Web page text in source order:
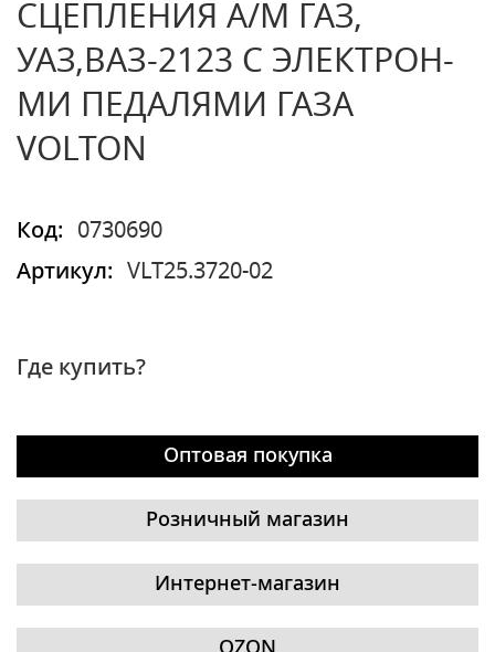
СЦЕПЛЕНИЯ А/М ГАЗ,
УАЗ,ВАЗ-2123 С ЭЛЕКТРОН-
МИ ПЕДАЛЯМИ ГАЗА
VOLTON
Код:
0730690
Артикул:
VLT25.3720-02
Где купить?
Оптовая покупка
Розничный магазин
Интернет-магазин